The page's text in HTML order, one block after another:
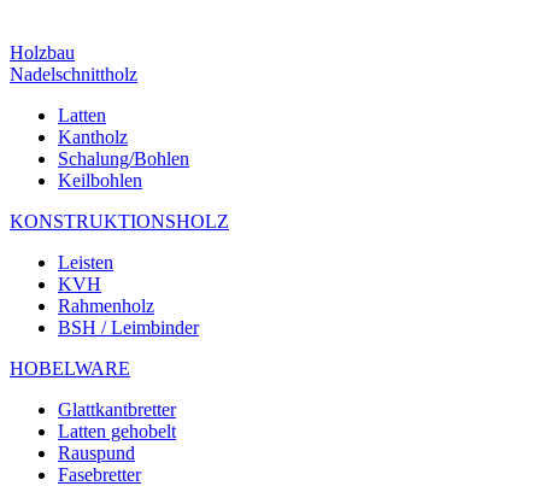
Holzbau
Nadelschnittholz
Latten
Kantholz
Schalung/Bohlen
Keilbohlen
KONSTRUKTIONSHOLZ
Leisten
KVH
Rahmenholz
BSH / Leimbinder
HOBELWARE
Glattkantbretter
Latten gehobelt
Rauspund
Fasebretter